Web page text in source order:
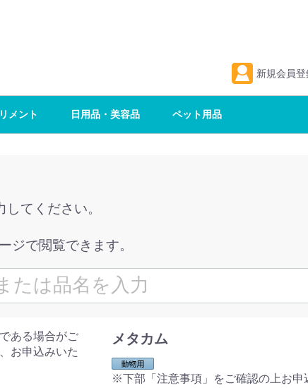
新規会員登
メント 日用品・美容品 ペット用品
てください。
ジで閲覧できます。
ある場合がご
お申込みいた
メタカム
※下部「注意事項」をご確認の上お申